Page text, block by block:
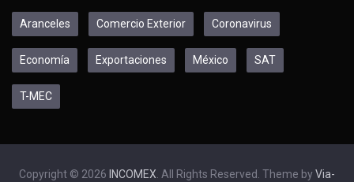
Aranceles Comercio Exterior Coronavirus
Economía Exportaciones México SAT
T-MEC
Copyright © 2026 INCOMEX . All Rights Reserved. Theme by Via-